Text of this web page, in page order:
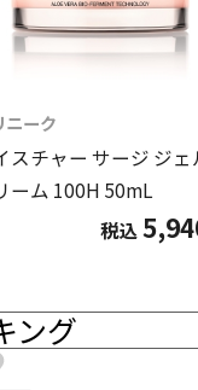
ニーク
スチャー サージ ジェ
ーム 100H 50mL
税込
ング